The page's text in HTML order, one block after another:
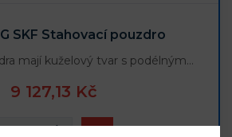
SKF Stahovací pouzdro
mají kuželový tvar s podélným…
9 127,13 Kč